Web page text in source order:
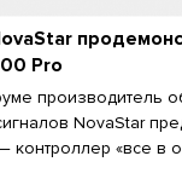
Pro
производитель
NovaStar
контроллер «все в